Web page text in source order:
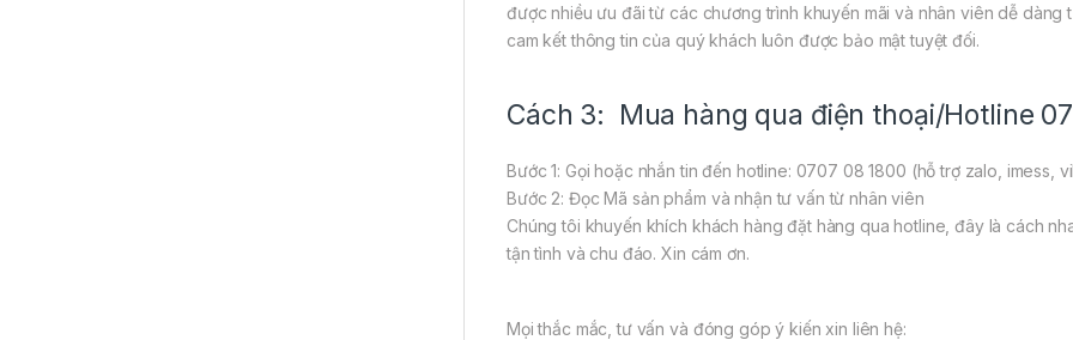
được nhiều ưu đãi từ các chương trình khuyến mãi và nhân viên dễ
cam kết thông tin của quý khách luôn được bảo mật tuyệt đối.
Cách 3: Mua hàng qua điện thoại/Hotline
Bước 1: Gọi hoặc nhắn tin đến hotline: 0707 08 1800 (hỗ trợ zalo, imess,
Bước 2: Đọc Mã sản phẩm và nhận tư vấn từ nhân viên
Chúng tôi khuyến khích khách hàng đặt hàng qua hotline, đây là cách
tận tình và chu đáo. Xin cám ơn.
Mọi thắc mắc, tư vấn và đóng góp ý kiến xin liên hệ: